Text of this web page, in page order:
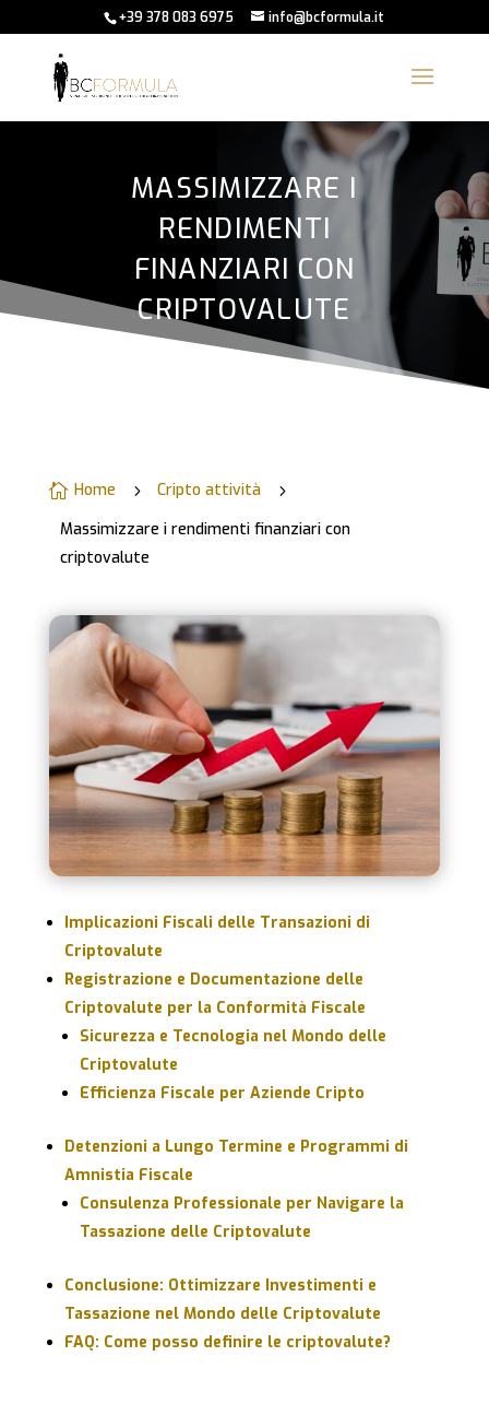
+39 378 083 6975 info@bcformula.it
MASSIMIZZARE I
RENDIMENTI
FINANZIARI CON
CRIPTOVALUTE
 Home 5 Cripto attività 5
Massimizzare i rendimenti finanziari con
criptovalute
Implicazioni Fiscali delle Transazioni di
Criptovalute
Registrazione e Documentazione delle
Criptovalute per la Conformità Fiscale
Sicurezza e Tecnologia nel Mondo delle
Criptovalute
Efficienza Fiscale per Aziende Cripto
Detenzioni a Lungo Termine e Programmi di
Amnistia Fiscale
Consulenza Professionale per Navigare la
Tassazione delle Criptovalute
Conclusione: Ottimizzare Investimenti e
Tassazione nel Mondo delle Criptovalute
FAQ: Come posso definire le criptovalute?